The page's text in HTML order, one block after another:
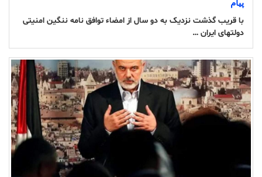
پیام
با قریب گذشت نزدیک به دو سال از امضاء توافق نامه ننگین امنیتی
دولتهای ایران …